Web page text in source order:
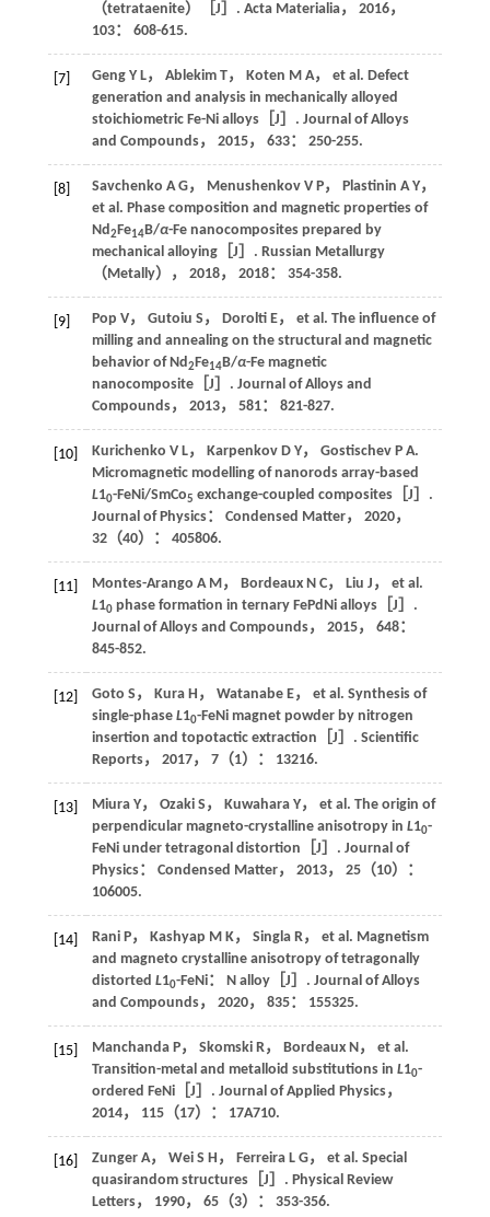
（tetrataenite）［J］. Acta Materialia， 2016，
103： 608-615.
[7] Geng Y L， Ablekim T， Koten M A， et al. Defect
generation and analysis in mechanically alloyed
stoichiometric Fe-Ni alloys［J］. Journal of Alloys
and Compounds， 2015， 633： 250-255.
[8] Savchenko A G， Menushenkov V P， Plastinin A Y，
et al. Phase composition and magnetic properties of
Nd2Fe14B/α-Fe nanocomposites prepared by
mechanical alloying［J］. Russian Metallurgy
（Metally）
， 2018， 2018： 354-358.
[9] Pop V， Gutoiu S ， Dorolti E， et al. The influence of
milling and annealing on the structural and magnetic
behavior of Nd2Fe14B/α-Fe magnetic
nanocomposite［J］. Journal of Alloys and
Compounds， 2013， 581： 821-827.
[10] Kurichenko V L， Karpenkov D Y， Gostischev P A.
Micromagnetic modelling of nanorods array-based
L10-FeNi/SmCo5 exchange-coupled composites［J］.
Journal of Physics： Condensed Matter， 2020，
32（40）： 405806.
[11] Montes-Arango A M， Bordeaux N C， Liu J ， et al.
L10phase formation in ternary FePdNi alloys［J］.
Journal of Alloys and Compounds， 2015， 648：
845-852.
[12] Goto S ， Kura H ， Watanabe E， et al. Synthesis of
single-phase L10-FeNi magnet powder by nitrogen
insertion and topotactic extraction［J］. Scientific
Reports， 2017， 7（1）： 13216.
[13] Miura Y， Ozaki S ， Kuwahara Y， et al. The origin of
perpendicular magneto-crystalline anisotropy in L10-
FeNi under tetragonal distortion［J］. Journal of
Physics： Condensed Matter， 2013， 25（10）：
106005.
[14] Rani P， Kashyap M K， Singla R， et al. Magnetism
and magneto crystalline anisotropy of tetragonally
distorted L10-FeNi： N alloy［J］. Journal of Alloys
and Compounds， 2020， 835： 155325.
[15] Manchanda P， Skomski R， Bordeaux N， et al.
Transition-metal and metalloid substitutions in L10-
ordered FeNi［J］. Journal of Applied Physics，
2014， 115（17）： 17A710.
[16] Zunger A， Wei S H ， Ferreira L G， et al. Special
quasirandom structures［J］. Physical Review
Letters， 1990， 65（3）： 353-356.